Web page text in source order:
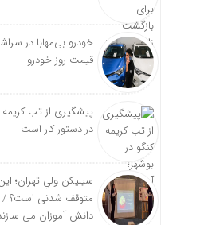
خودرو بی‌مهابا در
قیمت روز خودرو
پیشگیری از تب
در دستور کار است
متوقف شدنی است؟ /
دانش آموزان می